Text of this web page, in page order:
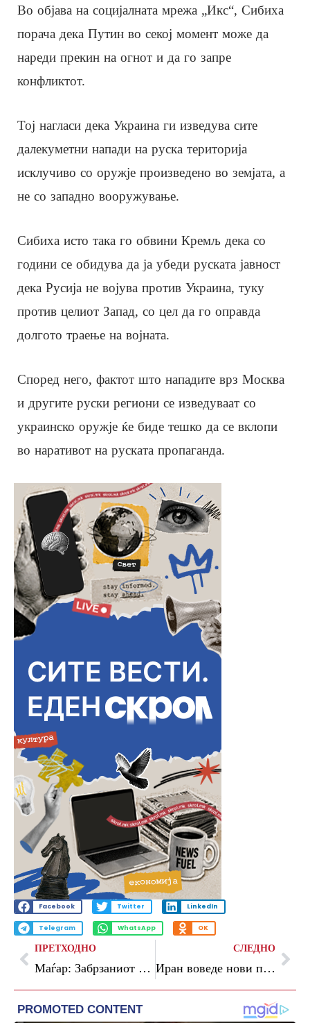
Во објава на социјалната мрежа „Икс“, Сибиха
порача дека Путин во секој момент може да
нареди прекин на огнот и да го запре
конфликтот.
Тој нагласи дека Украина ги изведува сите
далекуметни напади на руска територија
исклучиво со оружје произведено во земјата, а
не со западно вооружување.
Сибиха исто така го обвини Кремљ дека со
години се обидува да ја убеди руската јавност
дека Русија не војува против Украина, туку
против целиот Запад, со цел да го оправда
долгото траење на војната.
Според него, фактот што нападите врз Москва
и другите руски региони се изведуваат со
украинско оружје ќе биде тешко да се вклопи
во наративот на руската пропаганда.
Facebook Twitter LinkedIn
Telegram WhatsApp OK
ПРЕТХОДНО
Маѓар: Забрзаниот влез на Украина во ЕУ би бил неправеден кон Западен Балкан
СЛЕДНО
Иран воведе нови правила за пловидба низ Ормускиот Теснец